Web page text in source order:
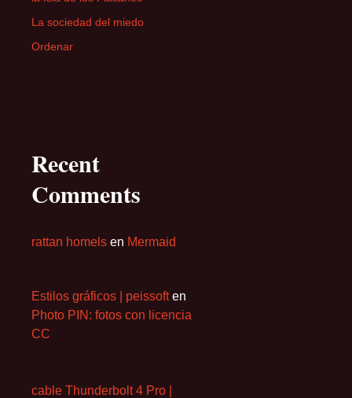
La sociedad del miedo
Ordenar
Recent
Comments
rattan homels en Mermaid
Estilos gráficos | peissoften
Photo PIN: fotos con licencia
CC
cable Thunderbolt 4 Pro |